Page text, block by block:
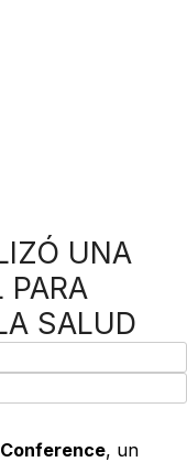
UNA
PARA
SALUD
Conference, un